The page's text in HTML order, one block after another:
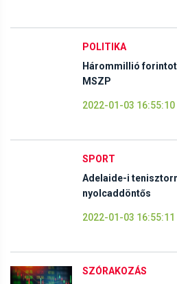
POLITIKA
Hárommillió
MSZP
2022-01-03 16:55:10
SPORT
Adelaide-i
nyolcaddöntős
2022-01-03 16:55:11
SZÓRAKOZÁS